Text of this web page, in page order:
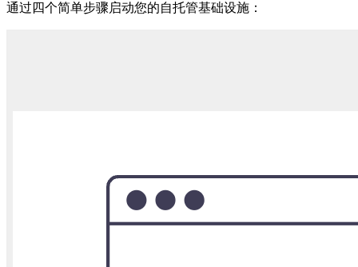
通过四个简单步骤启动您的自托管基础设施：